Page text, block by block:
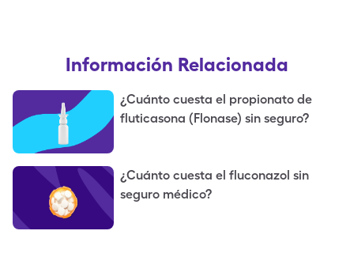
Información Relacionada
¿Cuánto cuesta el propionato de
fluticasona (Flonase) sin seguro?
¿Cuánto cuesta el fluconazol sin
seguro médico?